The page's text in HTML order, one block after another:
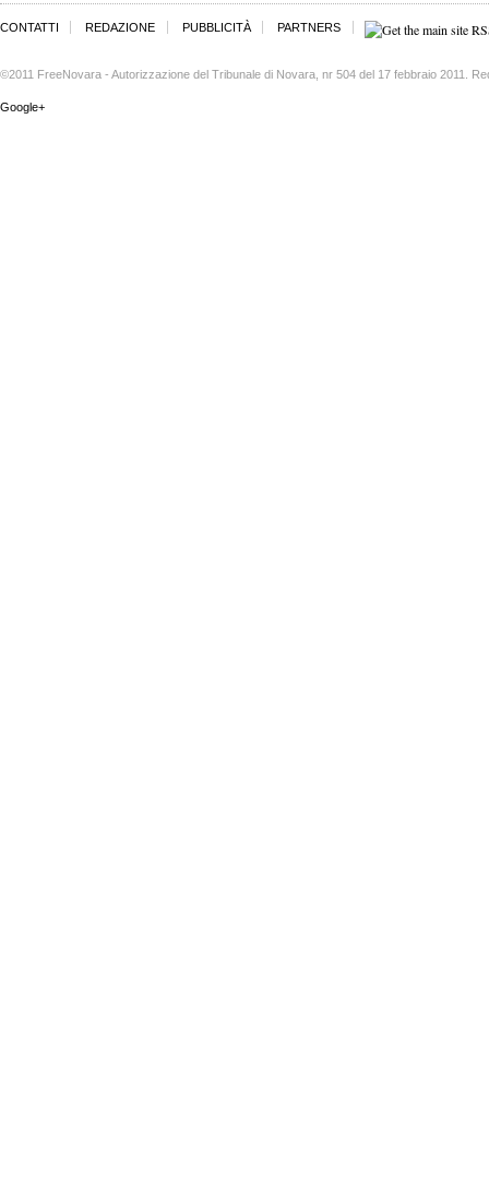
CONTATTI REDAZIONE PUBBLICITÀ PARTNERS
©2011 FreeNovara - Autorizzazione del Tribunale di Novara, nr 504 del 17 febbraio 2011.
Google+